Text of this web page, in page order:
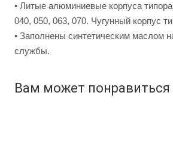
• Литые алюминиевые корпуса
040, 050, 063, 070. Чугунный корпус
• Заполнены синтетическим маслом
службы.
Вам может понравиться